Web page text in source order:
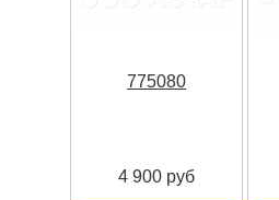
775080
4 900 руб